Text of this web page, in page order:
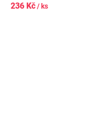
236 Kč/ ks